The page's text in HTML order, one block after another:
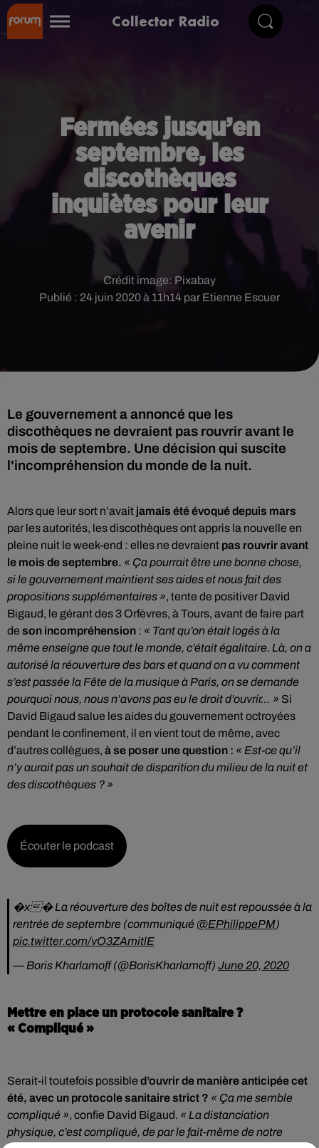
Collector Radio
Fermées jusqu’en
septembre, les
discothèques
inquiètes pour leur
avenir
Publié : 24 juin 2020 à 11h14 par Etienne Escuer
Crédit image: Pixabay
Le gouvernement a annoncé que les
discothèques ne devraient pas rouvrir avant le
mois de septembre. Une décision qui suscite
l'incompréhension du monde de la nuit.
Alors que leur sort n’avait jamais été évoqué depuis mars
par les autorités, les discothèques ont appris la nouvelle en
pleine nuit le week-end : elles ne devraient pas rouvrir avant
le mois de septembre. « Ça pourrait être une bonne chose,
si le gouvernement maintient ses aides et nous fait des
propositions supplémentaires », tente de positiver David
Bigaud, le gérant des 3 Orfèvres, à Tours, avant de faire part
de son incompréhension : « Tant qu’on était logés à la
même enseigne que tout le monde, c’était égalitaire. Là, on a
autorisé la réouverture des bars et quand on a vu comment
s’est passée la Fête de la musique à Paris, on se demande
pourquoi nous, nous n’avons pas eu le droit d’ouvrir… » Si
David Bigaud salue les aides du gouvernement octroyées
pendant le confinement, il en vient tout de même, avec
d’autres collègues, à se poser une question : « Est-ce qu’il
n’y aurait pas un souhait de disparition du milieu de la nuit et
des discothèques ? »
Écouter le podcast
�x� La réouverture des boîtes de nuit est repoussée à la
rentrée de septembre (communiqué @EPhilippePM)
pic.twitter.com/vO3ZAmitlE
— Boris Kharlamoff (@BorisKharlamoff) June 20, 2020
Mettre en place un protocole sanitaire ?
« Compliqué »
Serait-il toutefois possible d’ouvrir de manière anticipée cet
été, avec un protocole sanitaire strict ? « Ça me semble
compliqué », confie David Bigaud. « La distanciation
physique, c’est compliqué, de par le fait-même de notre